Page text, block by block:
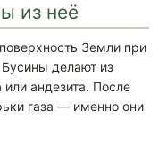
из неё
Земли при
делают из
андезита. После
газа — именно они